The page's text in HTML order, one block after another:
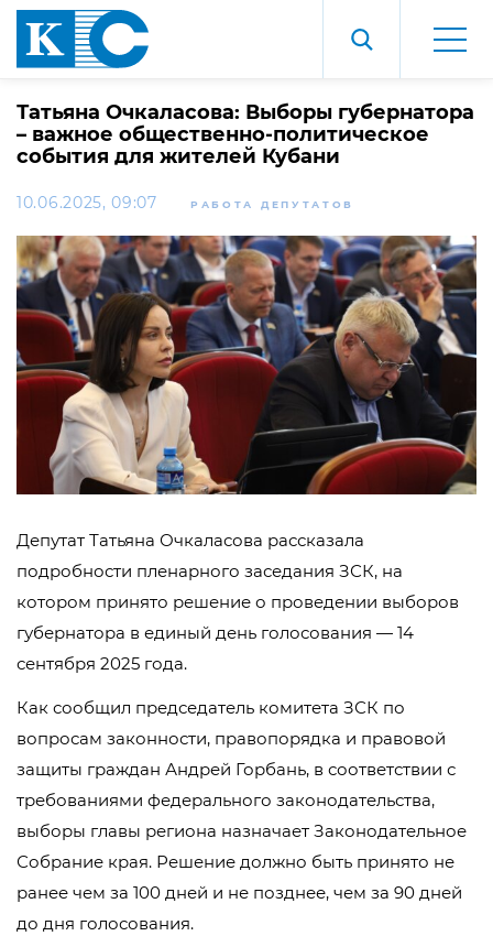
Татьяна Очкаласова: Выборы губернатора
– важное общественно-политическое
события для жителей Кубани
10.06.2025, 09:07 РАБОТА ДЕПУТАТОВ
Депутат Татьяна Очкаласова рассказала
подробности пленарного заседания ЗСК, на
котором принято решение о проведении выборов
губернатора в единый день голосования — 14
сентября 2025 года.
Как сообщил председатель комитета ЗСК по
вопросам законности, правопорядка и правовой
защиты граждан Андрей Горбань, в соответствии с
требованиями федерального законодательства,
выборы главы региона назначает Законодательное
Собрание края. Решение должно быть принято не
ранее чем за 100 дней и не позднее, чем за 90 дней
до дня голосования.